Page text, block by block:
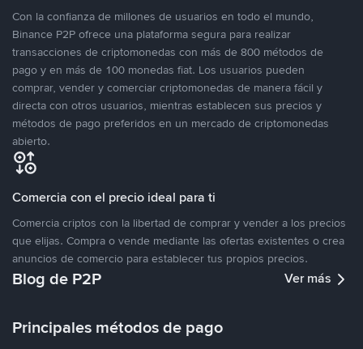
Con la confianza de millones de usuarios en todo el mundo,
Binance P2P ofrece una plataforma segura para realizar
transacciones de criptomonedas con más de 800 métodos de
pago y en más de 100 monedas fiat. Los usuarios pueden
comprar, vender y comerciar criptomonedas de manera fácil y
directa con otros usuarios, mientras establecen sus precios y
métodos de pago preferidos en un mercado de criptomonedas
abierto.
Comercia con el precio ideal para ti
Comercia criptos con la libertad de comprar y vender a los precios
que elijas. Compra o vende mediante las ofertas existentes o crea
anuncios de comercio para establecer tus propios precios.
Blog de P2P Ver más
Principales métodos de pago